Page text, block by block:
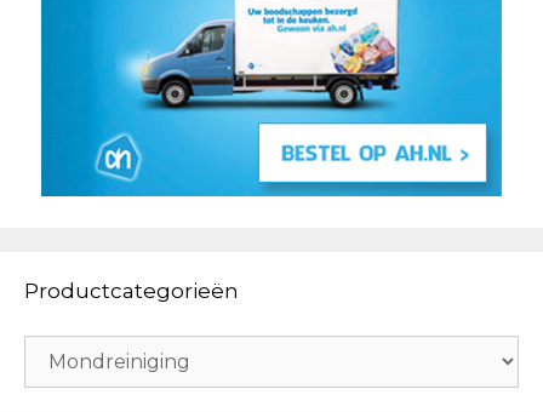
Productcategorieën